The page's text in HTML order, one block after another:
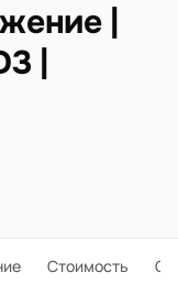
|
|
Стоимость О